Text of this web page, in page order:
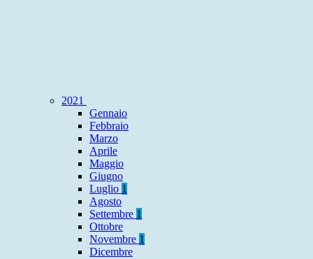
2021
Gennaio
Febbraio
Marzo
Aprile
Maggio
Giugno
Luglio 1
Agosto
Settembre 1
Ottobre
Novembre 1
Dicembre